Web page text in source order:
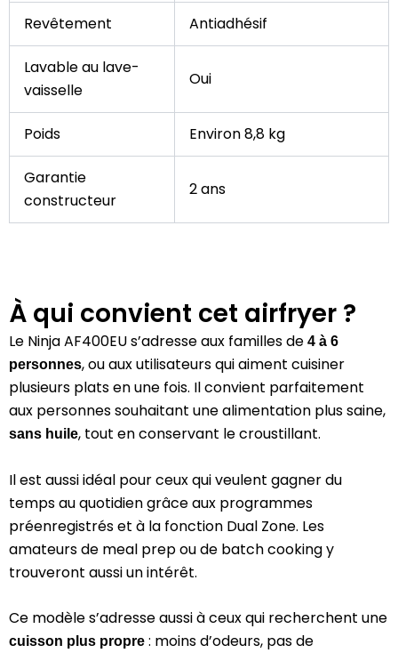
Revêtement Antiadhésif
Lavable au lave-
vaisselle
Oui
Poids Environ 8,8 kg
Garantie
constructeur
2 ans
À qui convient cet airfryer ?
Le Ninja AF400EU s’adresse aux familles de 4 à 6
personnes, ou aux utilisateurs qui aiment cuisiner
plusieurs plats en une fois. Il convient parfaitement
aux personnes souhaitant une alimentation plus saine,
sans huile, tout en conservant le croustillant.
Il est aussi idéal pour ceux qui veulent gagner du
temps au quotidien grâce aux programmes
préenregistrés et à la fonction Dual Zone. Les
amateurs de meal prep ou de batch cooking y
trouveront aussi un intérêt.
Ce modèle s’adresse aussi à ceux qui recherchent une
cuisson plus propre : moins d’odeurs, pas de